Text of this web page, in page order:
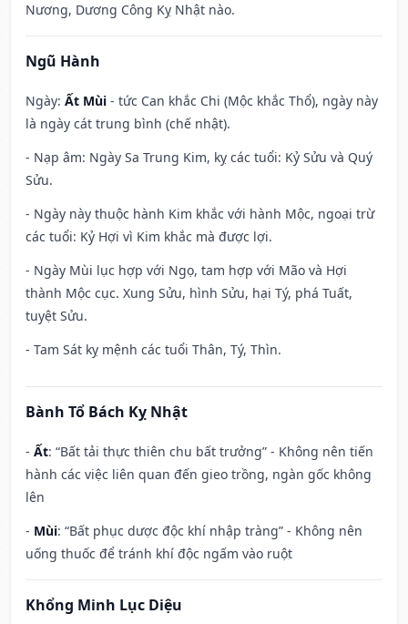
Nương, Dương Công Kỵ Nhật nào.
Ngũ Hành
Ngày: Ất Mùi - tức Can khắc Chi (Mộc khắc Thổ), ngày này
là ngày cát trung bình (chế nhật).
- Nạp âm: Ngày Sa Trung Kim, kỵ các tuổi: Kỷ Sửu và Quý
Sửu.
- Ngày này thuộc hành Kim khắc với hành Mộc, ngoại trừ
các tuổi: Kỷ Hợi vì Kim khắc mà được lợi.
- Ngày Mùi lục hợp với Ngọ, tam hợp với Mão và Hợi
thành Mộc cục. Xung Sửu, hình Sửu, hại Tý, phá Tuất,
tuyệt Sửu.
- Tam Sát kỵ mệnh các tuổi Thân, Tý, Thìn.
Bành Tổ Bách Kỵ Nhật
- Ất: “Bất tải thực thiên chu bất trưởng” - Không nên tiến
hành các việc liên quan đến gieo trồng, ngàn gốc không
lên
- Mùi: “Bất phục dược độc khí nhập tràng” - Không nên
uống thuốc để tránh khí độc ngấm vào ruột
Khổng Minh Lục Diệu